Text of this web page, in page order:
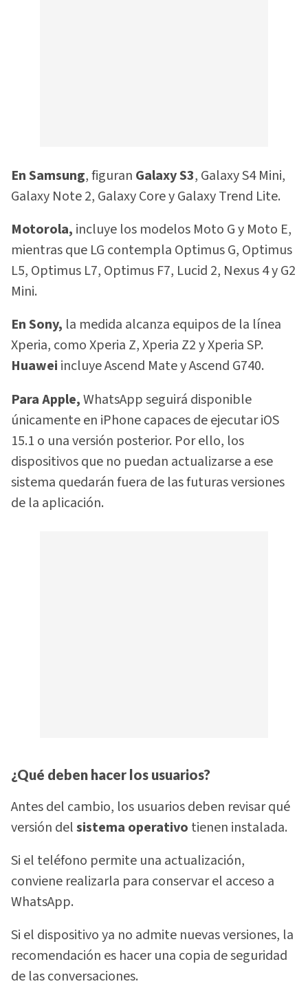
En Samsung, figuran Galaxy S3, Galaxy S4 Mini,
Galaxy Note 2, Galaxy Core y Galaxy Trend Lite.
Motorola, incluye los modelos Moto G y Moto E,
mientras que LG contempla Optimus G, Optimus
L5, Optimus L7, Optimus F7, Lucid 2, Nexus 4 y G2
Mini.
En Sony, la medida alcanza equipos de la línea
Xperia, como Xperia Z, Xperia Z2 y Xperia SP.
Huawei incluye Ascend Mate y Ascend G740.
Para Apple,WhatsApp seguirá disponible
únicamente en iPhone capaces de ejecutar iOS
15.1 o una versión posterior. Por ello, los
dispositivos que no puedan actualizarse a ese
sistema quedarán fuera de las futuras versiones
de la aplicación.
¿Qué deben hacer los usuarios?
Antes del cambio, los usuarios deben revisar qué
versión delsistema operativo tienen instalada.
Si el teléfono permite una actualización,
conviene realizarla para conservar el acceso a
WhatsApp.
Si el dispositivo ya no admite nuevas versiones, la
recomendación es hacer una copia de seguridad
de las conversaciones.